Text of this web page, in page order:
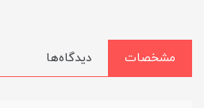
مشخصات دیدگاه‌ها